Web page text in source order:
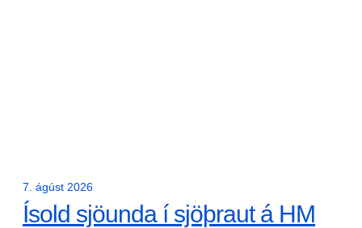
7. ágúst 2026
Ísold sjöunda í sjöþraut á HM